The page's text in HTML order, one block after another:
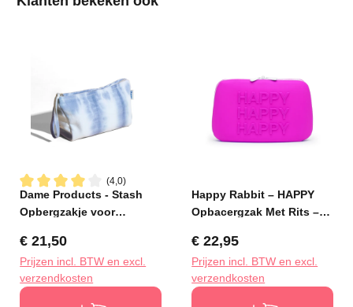
(4,0)
Gemiddelde waardering van 4 van 5 sterren
Dame Products - Stash
Opbergzakje voor
Normale prijs:
€ 21,50
Prijzen incl. BTW en excl.
verzendkosten
Happy Rabbit – HAPPY
Opbacergzak Met Rits –
Normale prijs:
€ 22,95
Prijzen incl. BTW en excl.
verzendkosten